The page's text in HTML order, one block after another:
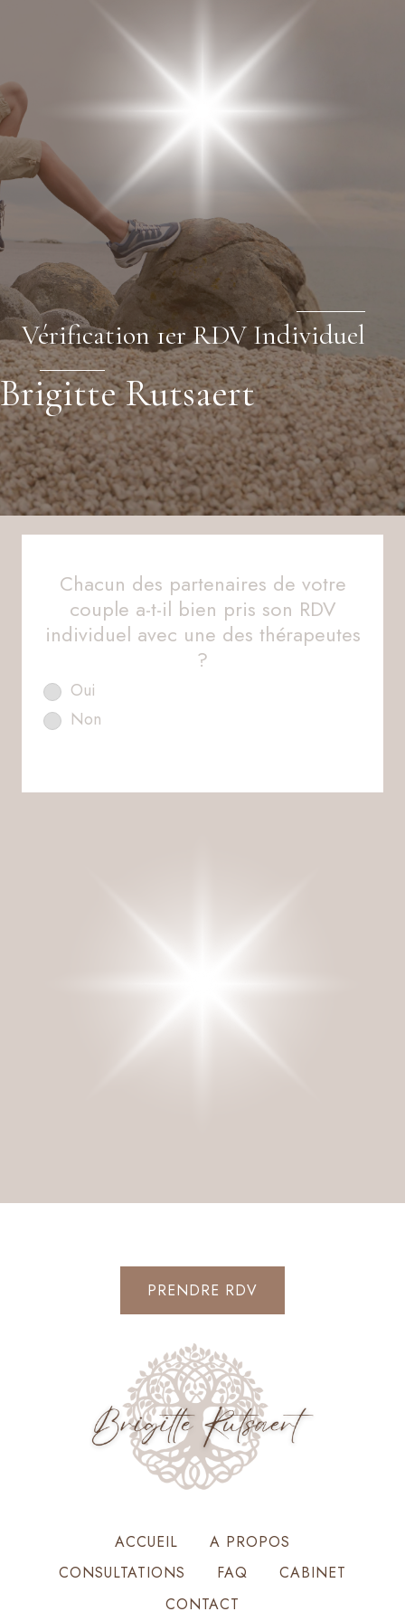
Vérification 1er RDV Individuel
Brigitte Rutsaert
Chacun des partenaires de votre
couple a-t-il bien pris son RDV
individuel avec une des thérapeutes
?
Oui
Non
PRENDRE RDV
ACCUEIL
A PROPOS
CONSULTATIONS
FAQ
CABINET
CONTACT